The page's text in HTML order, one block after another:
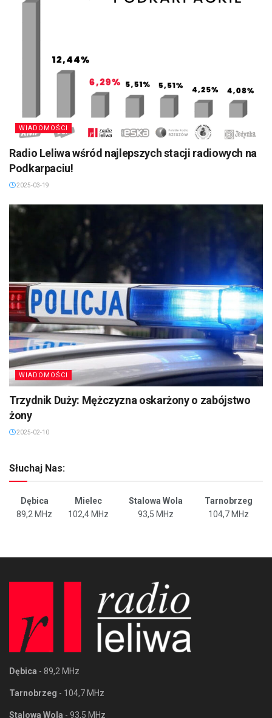
WIADOMOŚCI
Radio Leliwa wśród najlepszych stacji radiowych na
Podkarpaciu!
2025-03-19
WIADOMOŚCI
Trzydnik Duży: Mężczyzna oskarżony o zabójstwo
żony
2025-02-10
Słuchaj Nas:
Dębica Mielec Stalowa Wola
Tarnobrzeg
89,2 MHz
102,4 MHz 93,5 MHz 104,7 MHz
Dębica - 89,2 MHz
Tarnobrzeg - 104,7 MHz
Stalowa Wola - 93,5 MHz